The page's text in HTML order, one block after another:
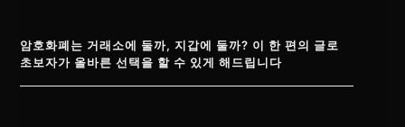
암호화폐는 거래소에 둘까, 지갑에 둘까? 이 한 편의 글로
초보자가 올바른 선택을 할 수 있게 해드립니다